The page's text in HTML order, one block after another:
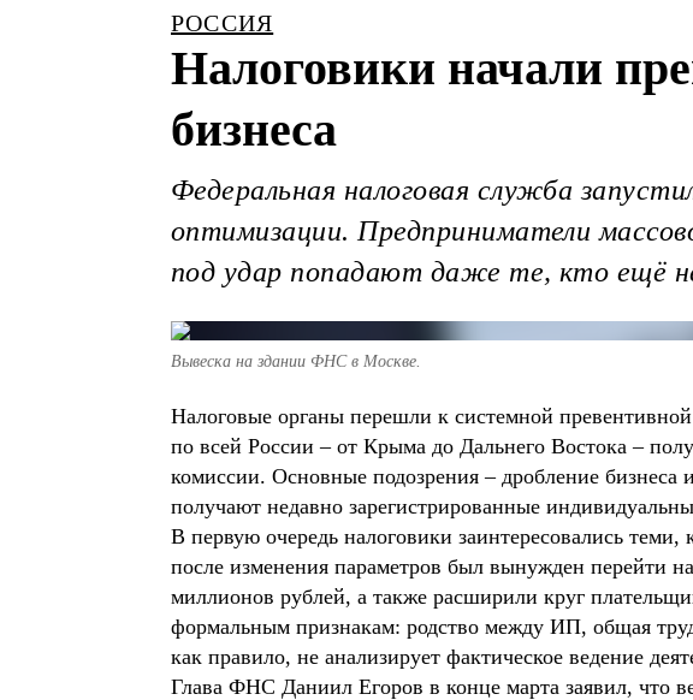
РОССИЯ
Налоговики начали
бизнеса
Федеральная налоговая служба
оптимизации. Предприниматели
под удар попадают даже те, кто ещё
Вывеска на здании ФНС в Москве.
Налоговые органы перешли к системной
по всей России – от Крыма до Дальнего Востока –
комиссии. Основные подозрения – дробление
получают недавно зарегистрированные
В первую очередь налоговики заинтересовались
после изменения параметров был вынужден перейти
миллионов рублей, а также расширили круг
формальным признакам: родство между ИП, общая
как правило, не анализирует фактическое ведение
Глава ФНС Даниил Егоров в конце марта заявил, что